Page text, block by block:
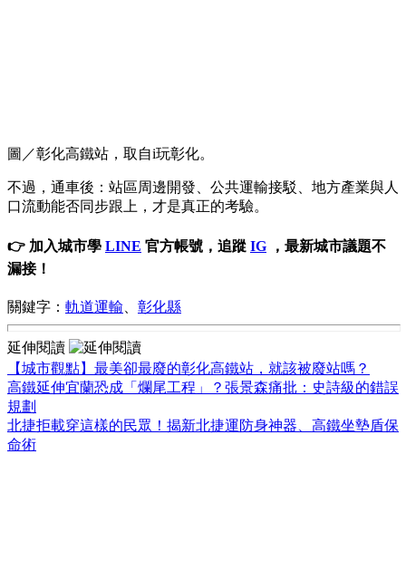
圖／彰化高鐵站，取自i玩彰化。
不過，通車後：站區周邊開發、公共運輸接駁、地方產業與人
口流動能否同步跟上，才是真正的考驗。
👉 加入城市學 LINE 官方帳號，追蹤 IG ，最新城市議題不
漏接！
關鍵字： 軌道運輸 彰化縣
延伸閱讀
【城市觀點】最美卻最廢的彰化高鐵站，就該被廢站嗎？
高鐵延伸宜蘭恐成「爛尾工程」？張景森痛批：史詩級的錯誤
規劃
北捷拒載穿這樣的民眾！揭新北捷運防身神器、高鐵坐墊盾保
命術